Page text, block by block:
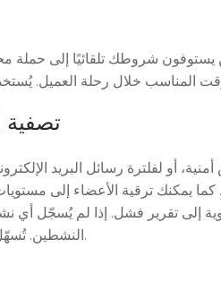
شروطك تلقائيًا إلى حملة
تصفية
أو لفلترة رسائل البريد
كما يمكنك ترقية الأعضاء إلى
إلى تقرير فشل. إذا لم يُسجّل أي
النشطين. تُسهّل هذه الميزات الآلية التعامل مع قوائم العملاء الكبيرة.